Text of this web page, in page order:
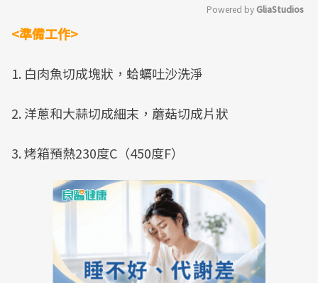
Powered by GliaStudios
<準備工作>
1. 白肉魚切成塊狀，蛤蠣吐沙洗淨
2. 洋蔥和大蒜切成細末，蘑菇切成片狀
3. 烤箱預熱230度C（450度F）